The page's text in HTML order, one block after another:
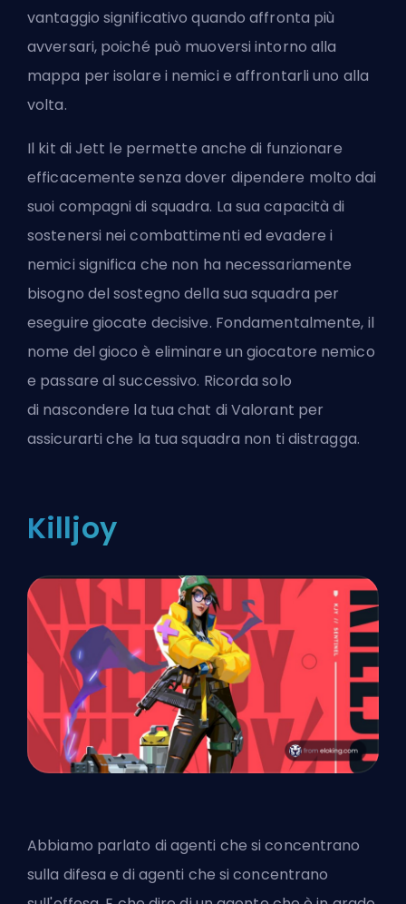
vantaggio significativo quando affronta più
avversari, poiché può muoversi intorno alla
mappa per isolare i nemici e affrontarli uno alla
volta.
Il kit di Jett le permette anche di funzionare
efficacemente senza dover dipendere molto dai
suoi compagni di squadra. La sua capacità di
sostenersi nei combattimenti ed evadere i
nemici significa che non ha necessariamente
bisogno del sostegno della sua squadra per
eseguire giocate decisive. Fondamentalmente, il
nome del gioco è eliminare un giocatore nemico
e passare al successivo. Ricorda solo
di nascondere la tua chat di Valorant per
assicurarti che la tua squadra non ti distragga.
Killjoy
Abbiamo parlato di agenti che si concentrano
sulla difesa e di agenti che si concentrano